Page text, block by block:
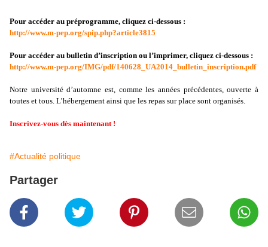
Pour accéder au préprogramme, cliquez ci-dessous :
http://www.m-pep.org/spip.php?article3815
Pour accéder au bulletin d’inscription ou l’imprimer, cliquez ci-dessous :
http://www.m-pep.org/IMG/pdf/140628_UA2014_bulletin_inscription.pdf
Notre université d’automne est, comme les années précédentes, ouverte à
toutes et tous. L’hébergement ainsi que les repas sur place sont organisés.
Inscrivez-vous dès maintenant !
#Actualité politique
Partager